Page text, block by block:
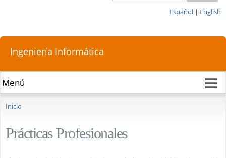
Español | English
Ingeniería Informática
Inicio
Prácticas Profesionales